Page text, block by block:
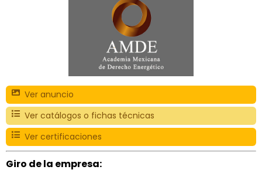
Ver anuncio
Ver catálogos o fichas técnicas
Ver certificaciones
Giro de la empresa: